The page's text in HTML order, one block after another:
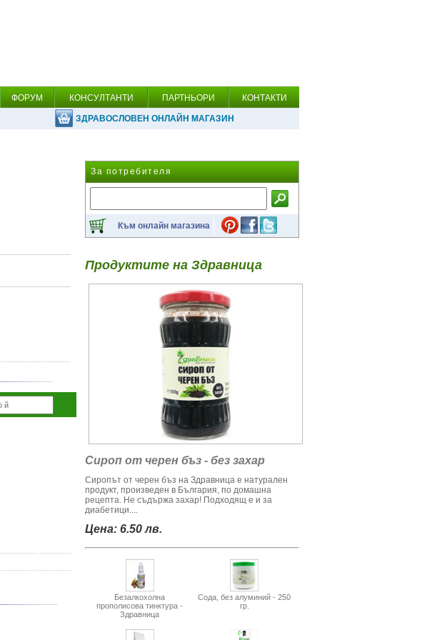
ФОРУМ КОНСУЛТАНТИ ПАРТНЬОРИ КОНТАКТИ
ЗДРАВОСЛОВЕН ОНЛАЙН МАГАЗИН
За потребителя
Към онлайн магазина
Продуктите на Здравница
Сироп от черен бъз - без захар
Сиропът от черен бъз на Здравница е натурален
продукт, произведен в България, по домашна
рецепта. Не съдържа захар! Подходящ е и за
диабетици....
Цена: 6.50 лв.
Безалкохолна
прополисова тинктура -
Здравница
Сода, без алуминий - 250
гр.